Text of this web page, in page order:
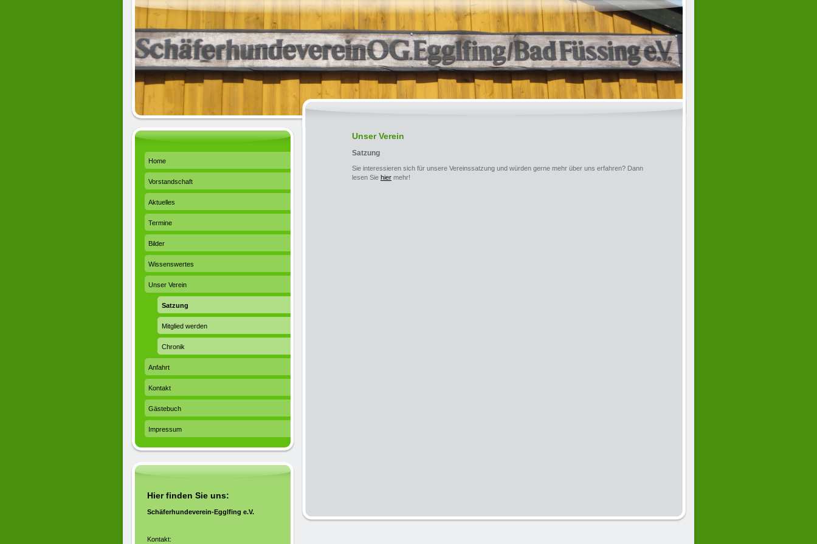
Unser Verein
Satzung
Sie interessieren sich für unsere Vereinssatzung und würden gerne mehr über uns erfahren? Dann
lesen Sie hier mehr!
Home
Vorstandschaft
Aktuelles
Termine
Bilder
Wissenswertes
Unser Verein
Satzung
Mitglied werden
Chronik
Anfahrt
Kontakt
Gästebuch
Impressum
Hier finden Sie uns:
Schäferhundeverein-Egglfing e.V.
Kontakt: